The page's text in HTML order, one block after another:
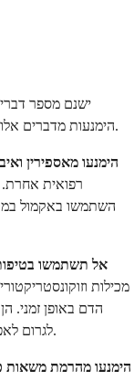
ישנם מספר
הימנעות מדברים אלו עוזרת לעין להתאושש מהר ככל שניתן באופן טבעי.
הימנעו מאספירין
רפואית אחרת.
השתמשו באקמול
אל תשתמשו
מכילות
הדם באופן זמני.
לגרום לאפקט של אדמומיות חוזרת המחמיר את המצב.
הימנעו מהרמת משאות